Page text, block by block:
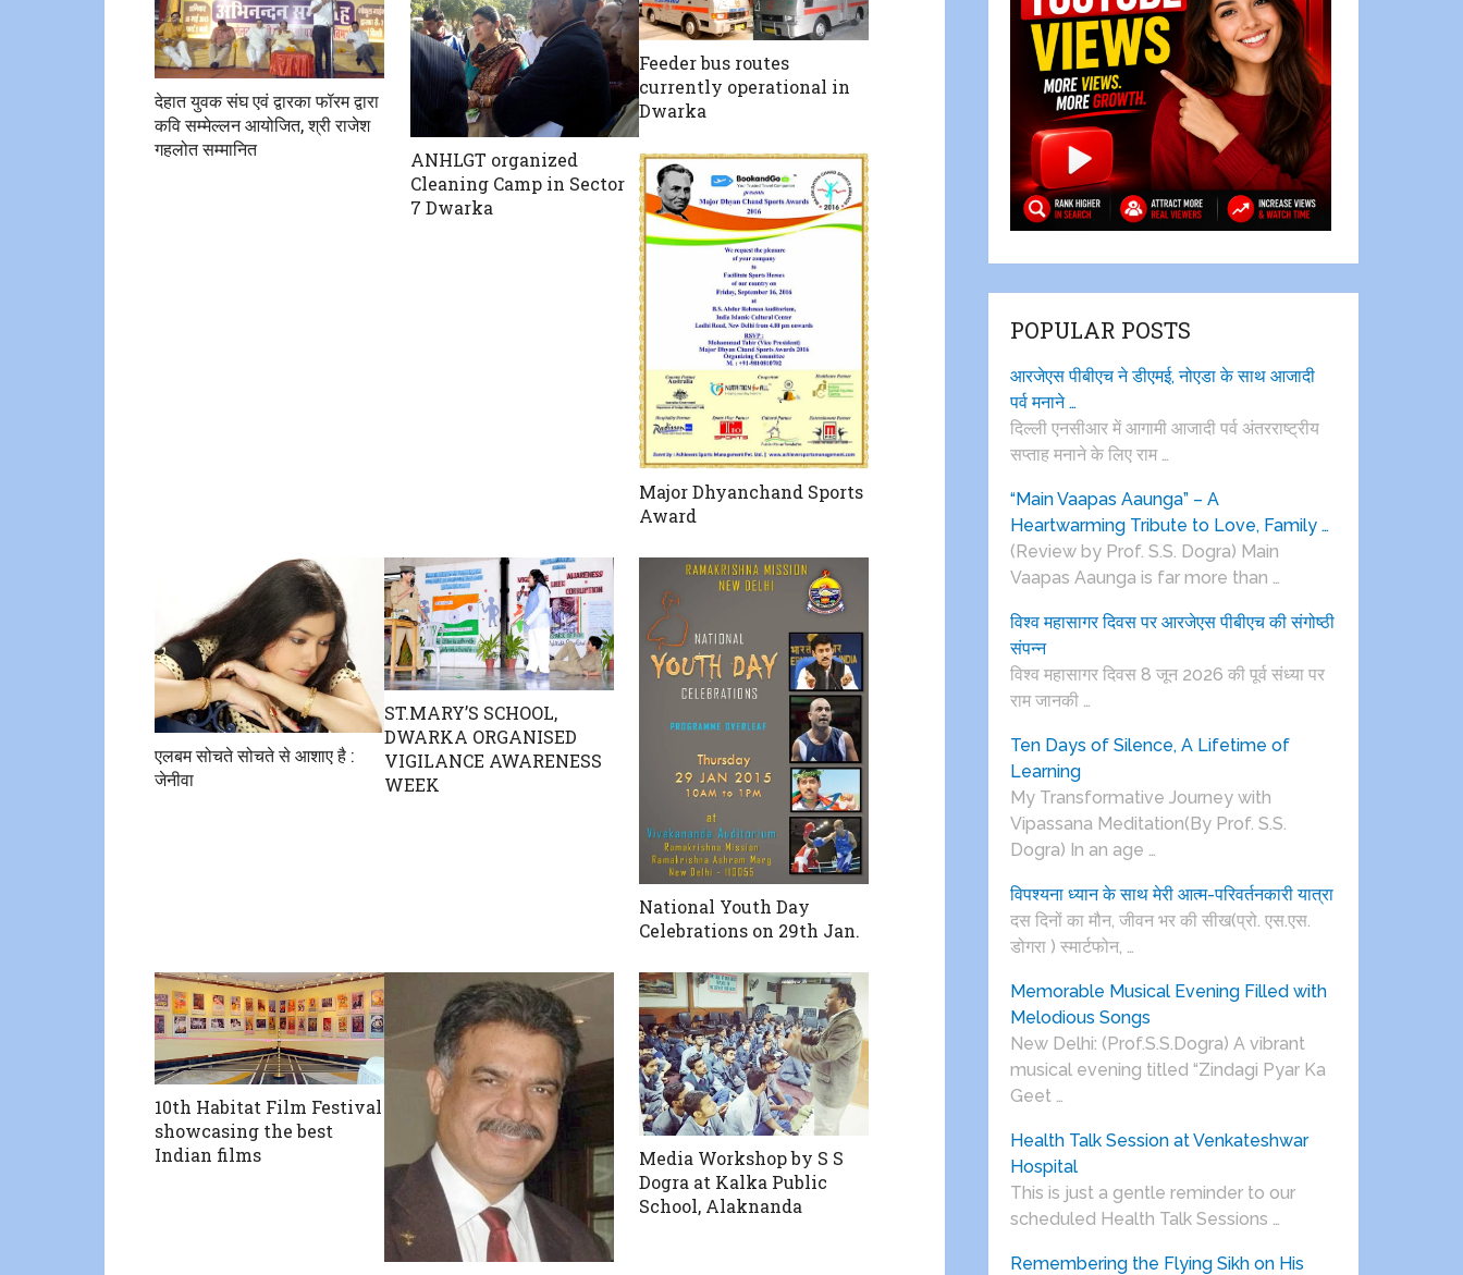
देहात युवक संघ एवं द्वारका फॉरम द्वारा
कवि सम्मेल्लन आयोजित, श्री राजेश
गहलोत सम्मानित
ANHLGT organized
Cleaning Camp in Sector
7 Dwarka
Feeder bus routes
currently operational in
Dwarka
Major Dhyanchand Sports
Award
एलबम सोचते सोचते से आशाए है :
जेनीवा
ST.MARY’S SCHOOL,
DWARKA ORGANISED
VIGILANCE AWARENESS
WEEK
National Youth Day
Celebrations on 29th Jan.
10th Habitat Film Festival
showcasing the best
Indian films
Media Workshop by S S
Dogra at Kalka Public
School, Alaknanda
POPULAR POSTS
आरजेएस पीबीएच ने डीएमई, नोएडा के साथ आजादी
पर्व मनाने …
दिल्ली एनसीआर में आगामी आजादी पर्व अंतरराष्ट्रीय
सप्ताह मनाने के लिए राम …
“Main Vaapas Aaunga” – A
Heartwarming Tribute to Love, Family …
(Review by Prof. S.S. Dogra) Main
Vaapas Aaunga is far more than …
विश्व महासागर दिवस पर आरजेएस पीबीएच की संगोष्ठी
संपन्न
विश्व महासागर दिवस 8 जून 2026 की पूर्व संध्या पर
राम जानकी …
Ten Days of Silence, A Lifetime of
Learning
My Transformative Journey with
Vipassana Meditation(By Prof. S.S.
Dogra) In an age …
विपश्यना ध्यान के साथ मेरी आत्म-परिवर्तनकारी यात्रा
दस दिनों का मौन, जीवन भर की सीख(प्रो. एस.एस.
डोगरा ) स्मार्टफोन, …
Memorable Musical Evening Filled with
Melodious Songs
New Delhi: (Prof.S.S.Dogra) A vibrant
musical evening titled “Zindagi Pyar Ka
Geet …
Health Talk Session at Venkateshwar
Hospital
This is just a gentle reminder to our
scheduled Health Talk Sessions …
Remembering the Flying Sikh on His